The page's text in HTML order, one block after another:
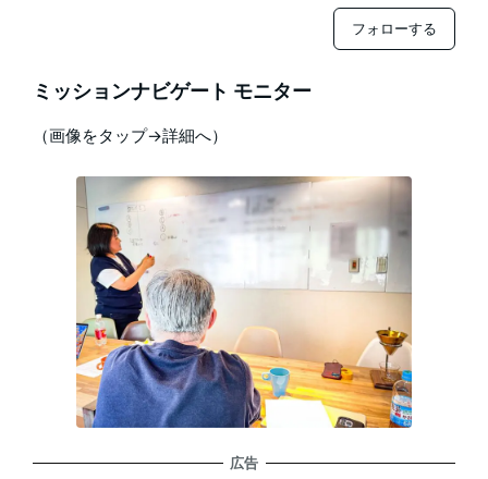
フォローする
ミッションナビゲート モニター
（画像をタップ→詳細へ）
広告